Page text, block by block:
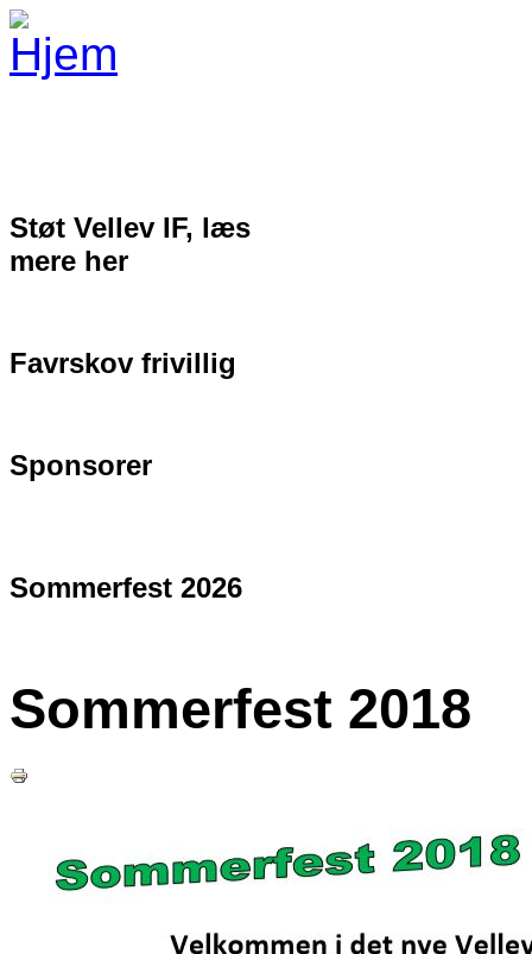
Gå til hovedindhold
Støt Vellev IF, læs
mere her
Favrskov frivillig
Sponsorer
Sommerfest 2026
Sommerfest 2018